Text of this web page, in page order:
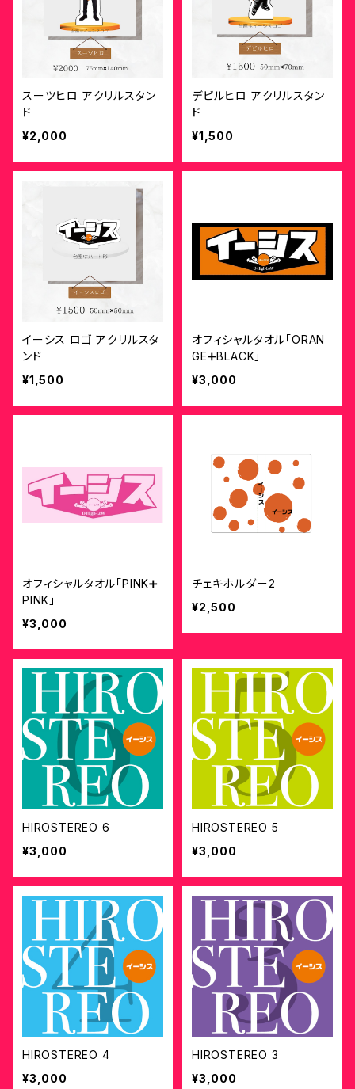
スーツヒロ アクリルスタン
ド
¥2,000
デビルヒロ アクリルスタン
ド
¥1,500
イーシス ロゴ アクリルスタ
ンド
¥1,500
オフィシャルタオル「ORAN
GE➕BLACK」
¥3,000
オフィシャルタオル「PINK➕
PINK」
¥3,000
チェキホルダー2
¥2,500
HIROSTEREO 6
¥3,000
HIROSTEREO 5
¥3,000
HIROSTEREO 4
¥3,000
HIROSTEREO 3
¥3,000